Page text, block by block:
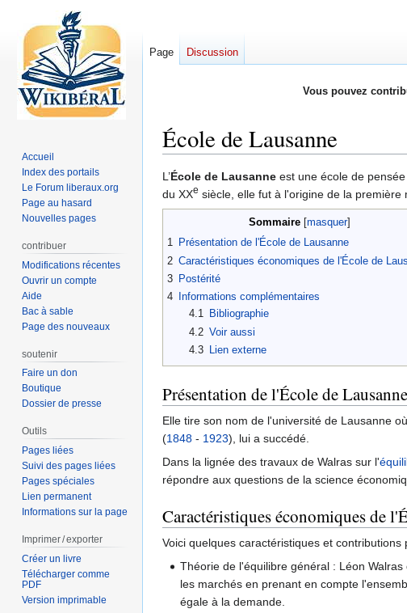
Vous pouvez
École de Lausanne
Aller
à
la
Aller
à
la
L’École de Lausanne est une école de pensée
du XXe siècle, elle fut à l'origine de la première
Sommaire
1 Présentation de l'École de Lausanne
2 Caractéristiques économiques de l'École de
3 Postérité
4
Informations complémentaires
4.1
Bibliographie
4.2 Voir aussi
4.3
Lien externe
Présentation de l'École de Lausanne
Elle tire son nom de l'université de Lausanne où
(1848 - 1923), lui a succédé.
Dans la lignée des travaux de Walras sur l'
répondre aux questions de la science
Caractéristiques économiques de
Voici quelques caractéristiques et
Théorie de l'équilibre général : Léon
les marchés en prenant en compte
égale à la demande.
Page Discussion
Accueil
Index des portails
Le Forum liberaux.org
Page au hasard
Nouvelles pages
contribuer
Modifications récentes
Ouvrir un compte
Aide
Bac à sable
Page des nouveaux
soutenir
Faire un don
Boutique
Dossier de presse
Outils
Pages liées
Suivi des pages liées
Pages spéciales
Lien permanent
Informations sur la page
Imprimer / exporter
Créer un livre
Télécharger comme
PDF
Version imprimable